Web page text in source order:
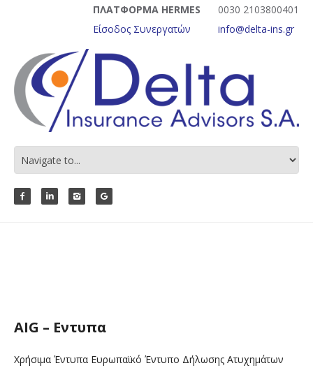
0030 2103800401
info@delta-ins.gr
ΠΛΑΤΦΟΡΜΑ HERMES
Είσοδος Συνεργατών
AIG – Εντυπα
Χρήσιμα Έντυπα Ευρωπαϊκό Έντυπο Δήλωσης Ατυχημάτων